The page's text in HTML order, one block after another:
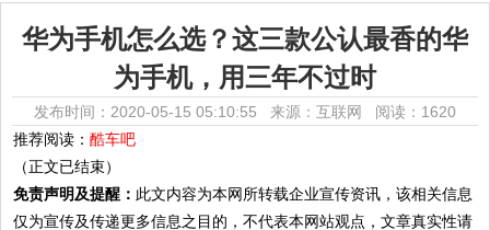
华为手机怎么选？这三款公认最香的华
为手机，用三年不过时
发布时间：2020-05-15 05:10:55 来源：互联网 阅读：1620
推荐阅读：酷车吧
（正文已结束）
免责声明及提醒： 此文内容为本网所转载企业宣传资讯，该相关信息
仅为宣传及传递更多信息之目的，不代表本网站观点，文章真实性请